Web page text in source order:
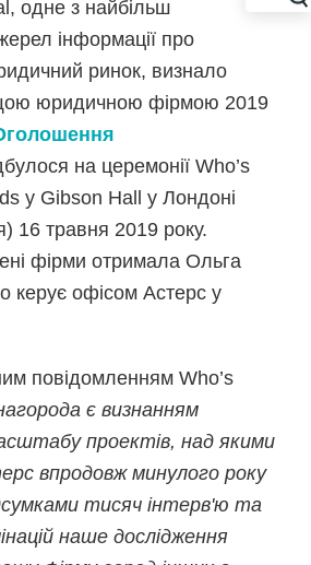
одне з найбільш
інформації про
ринок, визнало
юридичною фірмою 2019
на церемонії Who’s
у Gibson Hall у Лондоні
16 травня 2019 року.
фірми отримала Ольга
офісом Астерс у
повідомленням Who’s
є визнанням
проектів, над якими
впродовж минулого року
тисяч інтерв'ю та
наше дослідження